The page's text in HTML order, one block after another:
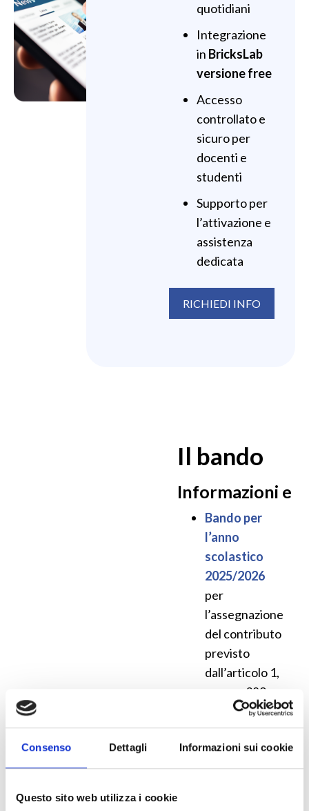
Consenso Dettagli Informazioni sui cookie
Questo sito web utilizza i cookie
quotidiani
Integrazione
in BricksLab
versione free
Accesso
controllato e
sicuro per
docenti e
studenti
Supporto per
l’attivazione e
assistenza
dedicata
RICHIEDI INFO
Il bando
Informazioni e
Bando per
l’anno
scolastico
2025/2026
per
l’assegnazione
del contributo
previsto
dall’articolo 1,
comma 389,
della legge 27
dicembre
2019, n. 160